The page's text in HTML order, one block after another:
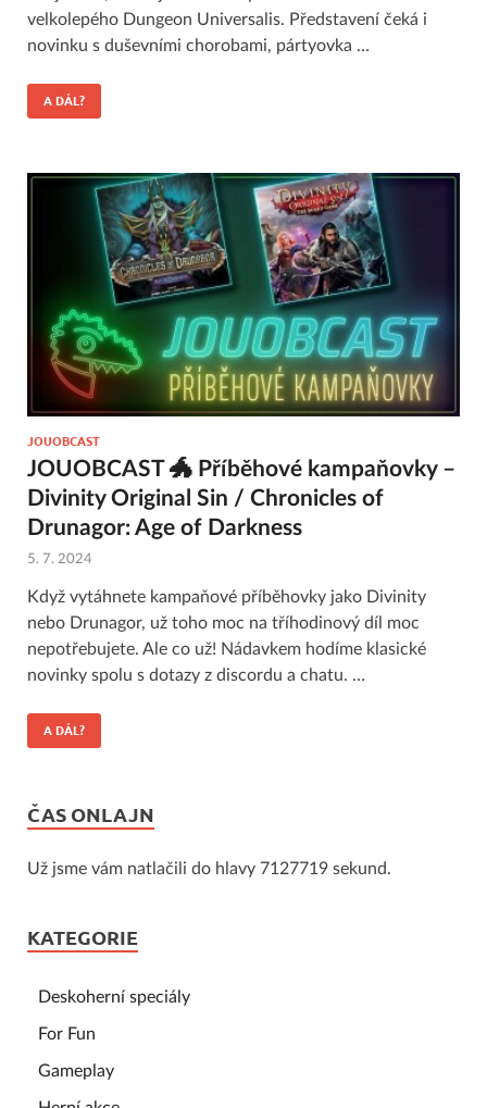
velkolepého Dungeon Universalis. Představení čeká i
novinku s duševními chorobami, pártyovka …
A DÁL?
JOUOBCAST
JOUOBCAST 🐲 Příběhové kampaňovky –
Divinity Original Sin / Chronicles of
Drunagor: Age of Darkness
5. 7. 2024
Když vytáhnete kampaňové příběhovky jako Divinity
nebo Drunagor, už toho moc na tříhodinový díl moc
nepotřebujete. Ale co už! Nádavkem hodíme klasické
novinky spolu s dotazy z discordu a chatu. …
A DÁL?
ČAS ONLAJN
Už jsme vám natlačili do hlavy 7127719 sekund.
KATEGORIE
Deskoherní speciály
For Fun
Gameplay